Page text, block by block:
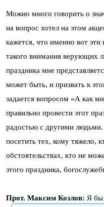
Можно много говорить о
на вопрос хотел на этом
кажется, что именно вот
такого внимания верующих
праздника мне
может быть, и призвать к
задается вопросом «А как
правильно провести этот
радостью с другими
посетить тех, кому тяжело,
обстоятельствах, кто не
этого праздника,
Прот. Максим Козлов: Я бы